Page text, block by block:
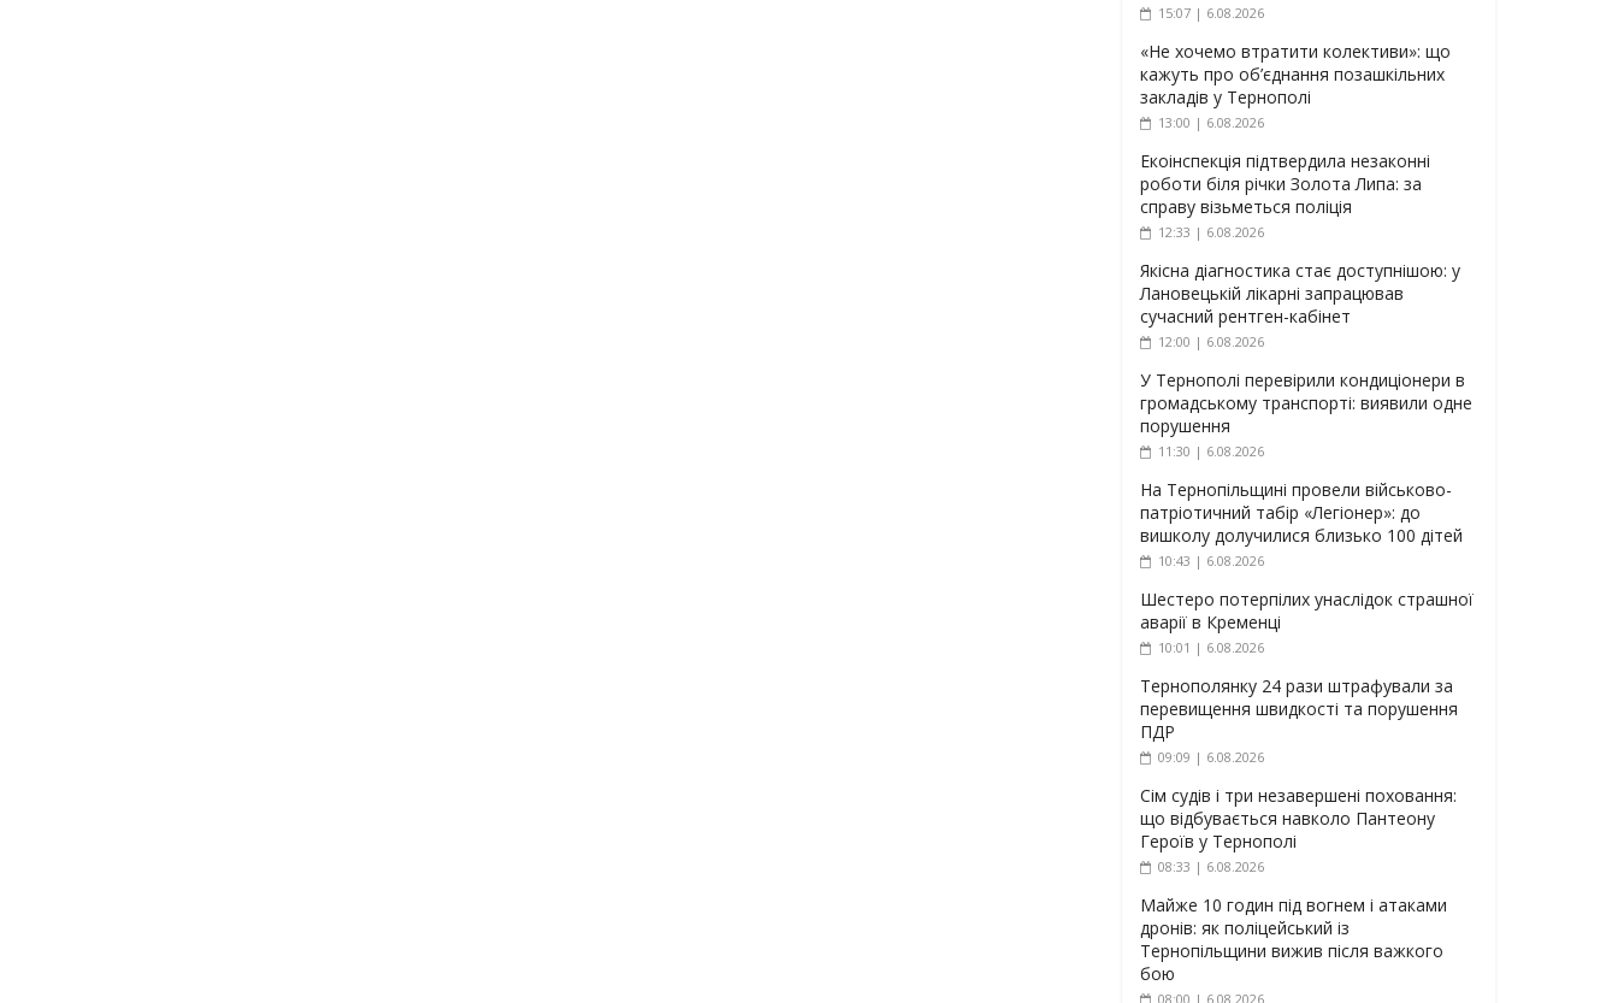
15:07 | 6.08.2026
«Не хочемо втратити колективи»: що
кажуть про об’єднання позашкільних
закладів у Тернополі
13:00 | 6.08.2026
Екоінспекція підтвердила незаконні
роботи біля річки Золота Липа: за
справу візьметься поліція
12:33 | 6.08.2026
Якісна діагностика стає доступнішою: у
Лановецькій лікарні запрацював
сучасний рентген-кабінет
12:00 | 6.08.2026
У Тернополі перевірили кондиціонери в
громадському транспорті: виявили одне
порушення
11:30 | 6.08.2026
На Тернопільщині провели військово-
патріотичний табір «Легіонер»: до
вишколу долучилися близько 100 дітей
10:43 | 6.08.2026
Шестеро потерпілих унаслідок страшної
аварії в Кременці
10:01 | 6.08.2026
Тернополянку 24 рази штрафували за
перевищення швидкості та порушення
ПДР
09:09 | 6.08.2026
Сім судів і три незавершені поховання:
що відбувається навколо Пантеону
Героїв у Тернополі
08:33 | 6.08.2026
Майже 10 годин під вогнем і атаками
дронів: як поліцейський із
Тернопільщини вижив після важкого
бою
08:00 | 6.08.2026